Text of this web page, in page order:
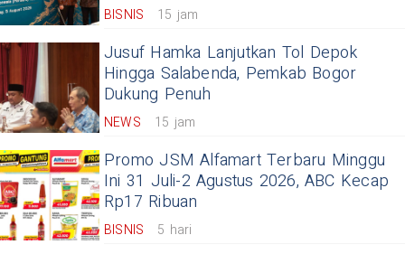
BISNIS 15 jam
Jusuf Hamka Lanjutkan Tol Depok
Hingga Salabenda, Pemkab Bogor
Dukung Penuh
NEWS 15 jam
Promo JSM Alfamart Terbaru Minggu
Ini 31 Juli-2 Agustus 2026, ABC Kecap
Rp17 Ribuan
BISNIS 5 hari